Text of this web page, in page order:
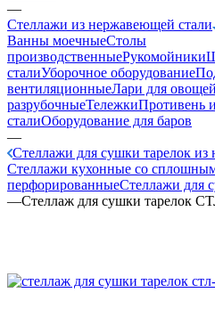
—
Стеллажи из нержавеющей стали
Ванны моечныеСтолы
производственныеРукомойники
сталиУборочное оборудование
вентиляционныеЛари для овощей
разрубочныеТележкиПротивень
сталиОборудование для баров
—
Стеллажи для сушки тарелок
Стеллажи кухонные со
перфорированныеСтеллажи для
—Стеллаж для сушки тарелок